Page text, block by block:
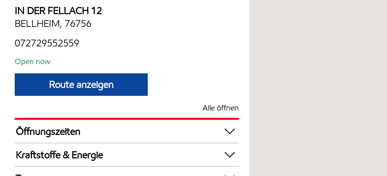
IN DER FELLACH 12
BELLHEIM, 76756
072729552559
Open now
Route anzeigen
Alle öffnen
Öffnungszeiten
Mon
Die
Kraftstoffe & Energie
Synergy Supreme+ Bleifrei 98